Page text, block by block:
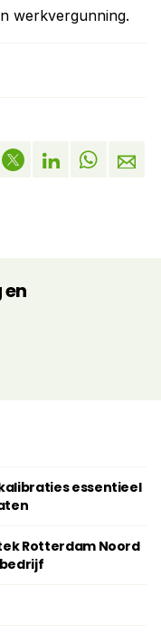
werkvergunning.
essentieel
Rotterdam Noord